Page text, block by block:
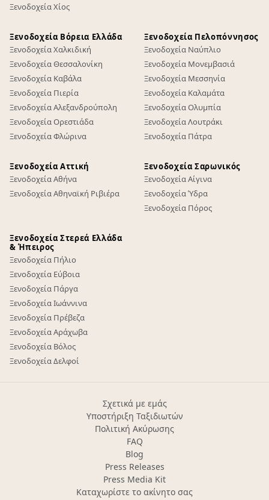
Ξενοδοχεία Χίος
Ξενοδοχεία Βόρεια Ελλάδα
Ξενοδοχεία Χαλκιδική
Ξενοδοχεία Θεσσαλονίκη
Ξενοδοχεία Καβάλα
Ξενοδοχεία Πιερία
Ξενοδοχεία Αλεξανδρούπολη
Ξενοδοχεία Ορεστιάδα
Ξενοδοχεία Φλώρινα
Ξενοδοχεία Πελοπόννησος
Ξενοδοχεία Ναύπλιο
Ξενοδοχεία Μονεμβασιά
Ξενοδοχεία Μεσσηνία
Ξενοδοχεία Καλαμάτα
Ξενοδοχεία Ολυμπία
Ξενοδοχεία Λουτράκι
Ξενοδοχεία Πάτρα
Ξενοδοχεία Αττική
Ξενοδοχεία Αθήνα
Ξενοδοχεία Αθηναϊκή Ριβιέρα
Ξενοδοχεία Σαρωνικός
Ξενοδοχεία Αίγινα
Ξενοδοχεία Ύδρα
Ξενοδοχεία Πόρος
Ξενοδοχεία Στερεά Ελλάδα
& Ήπειρος
Ξενοδοχεία Πήλιο
Ξενοδοχεία Εύβοια
Ξενοδοχεία Πάργα
Ξενοδοχεία Ιωάννινα
Ξενοδοχεία Πρέβεζα
Ξενοδοχεία Αράχωβα
Ξενοδοχεία Βόλος
Ξενοδοχεία Δελφοί
Σχετικά με εμάς
Υποστήριξη Ταξιδιωτών
Πολιτική Ακύρωσης
FAQ
Blog
Press Releases
Press Media Kit
Καταχωρίστε το ακίνητο σας